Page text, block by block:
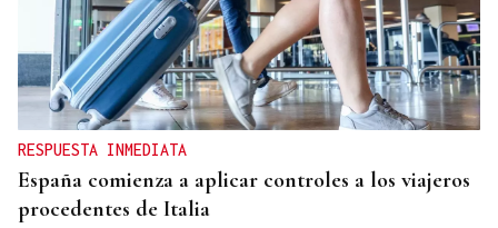
RESPUESTA INMEDIATA
España comienza a aplicar controles a los viajeros
procedentes de Italia